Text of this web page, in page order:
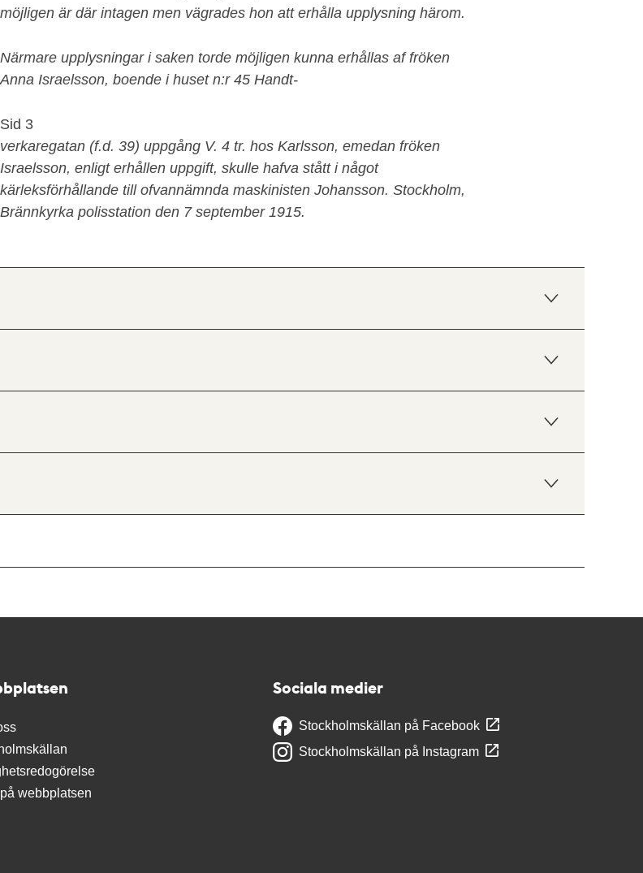
möjligen är där intagen men vägrades hon att erhålla upplysning härom.
Närmare upplysningar i saken torde möjligen kunna erhållas af fröken
Anna Israelsson, boende i huset n:r 45 Handt-
Sid 3
verkaregatan (f.d. 39) uppgång V. 4 tr. hos Karlsson, emedan fröken
Israelsson, enligt erhållen uppgift, skulle hafva stått i något
kärleksförhållande till ofvannämnda maskinisten Johansson. Stockholm,
Brännkyrka polisstation den 7 september 1915.
webbplatsen
Sociala medier
Stockholmskällan på Facebook
Stockholmskällan på Instagram